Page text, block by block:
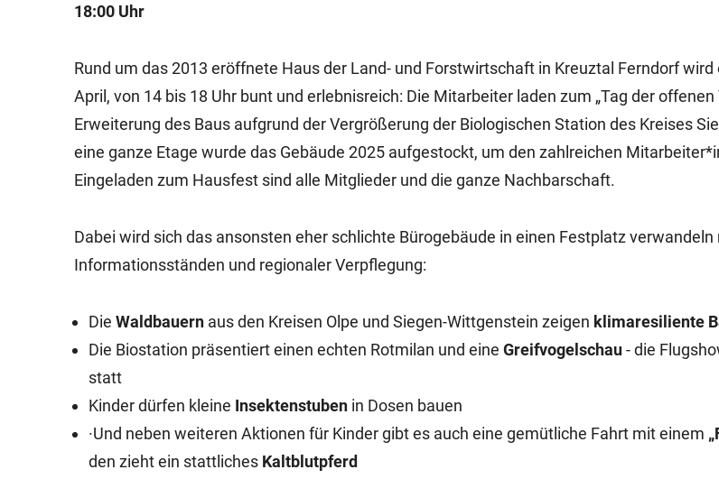
18:00 Uhr
Rund um das 2013 eröffnete Haus der Land- und Forstwirtschaft in Kreuztal Ferndorf wird
April, von 14 bis 18 Uhr bunt und erlebnisreich: Die Mitarbeiter laden zum „Tag der offenen
Erweiterung des Baus aufgrund der Vergrößerung der Biologischen Station des Kreises
eine ganze Etage wurde das Gebäude 2025 aufgestockt, um den zahlreichen
Eingeladen zum Hausfest sind alle Mitglieder und die ganze Nachbarschaft.
Dabei wird sich das ansonsten eher schlichte Bürogebäude in einen Festplatz verwandeln
Informationsständen und regionaler Verpflegung:
Die Waldbauern aus den Kreisen Olpe und Siegen-Wittgenstein zeigen klimaresiliente
Die Biostation präsentiert einen echten Rotmilan und eine Greifvogelschau- die
statt
Kinder dürfen kleine Insektenstuben in Dosen bauen
·Und neben weiteren Aktionen für Kinder gibt es auch eine gemütliche Fahrt mit einem
den zieht ein stattliches Kaltblutpferd